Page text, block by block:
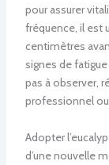
pour assurer
fréquence, il est
centimètres
signes de
pas à observer,
professionnel
Adopter
d’une nouvelle